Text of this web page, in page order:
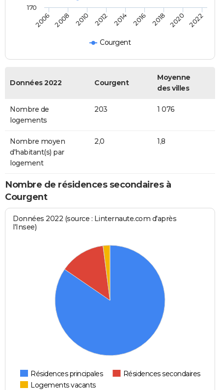
Courgent
2006 2008 2010 2012 2014 2016 2018 2020 2022
170
Données 2022 Courgent
Moyenne
des villes
Nombre de
logements
203 1 076
Nombre moyen
d'habitant(s) par
logement
2,0 1,8
Nombre de résidences secondaires à
Courgent
Données 2022 (source : Linternaute.com d'après
l'Insee)
Résidences principales
Résidences secondaires
Logements vacants